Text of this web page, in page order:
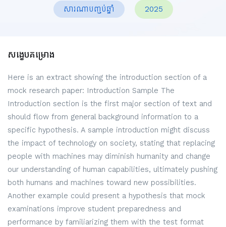
សារណាបញ្ចប់ឆ្នាំ 2025
សង្ខេបគម្រោង
Here is an extract showing the introduction section of a
mock research paper: Introduction Sample The
Introduction section is the first major section of text and
should flow from general background information to a
specific hypothesis. A sample introduction might discuss
the impact of technology on society, stating that replacing
people with machines may diminish humanity and change
our understanding of human capabilities, ultimately pushing
both humans and machines toward new possibilities.
Another example could present a hypothesis that mock
examinations improve student preparedness and
performance by familiarizing them with the test format